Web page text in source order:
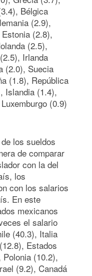
Bélgica
(2.9),
(2.8),
(2.5),
Irlanda
(2.0), Suecia
(1.8), República
Islandia (1.4),
(0.9)
los sueldos
de comparar
con la del
los
con los salarios
En este
mexicanos
el salario
(40.3), Italia
Estados
(10.2),
(9.2), Canadá